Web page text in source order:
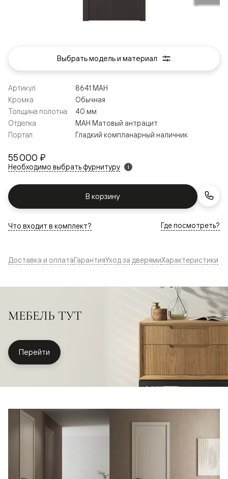
55 000 ₽
Необходимо выбрать фурнитуру i
В корзину
Артикул
8641 МАН
Кромка
Обычная
Толщина полотна
40 мм
Отделка
МАН Матовый антрацит
Портал
Гладкий компланарный наличник
Что входит в комплект? Где посмотреть?
Выбрать модель и материал
Доставка и оплатаГарантияУход за дверямиХарактеристики
МЕБЕЛЬ ТУТ
Перейти